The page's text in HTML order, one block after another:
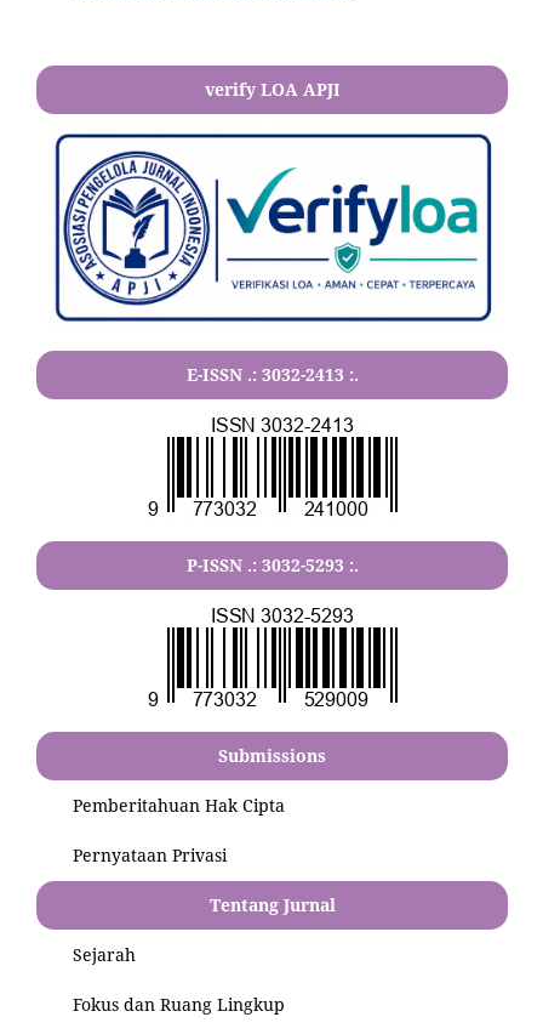
verify LOA APJI
E-ISSN .: 3032-2413 :.
P-ISSN .: 3032-5293 :.
Submissions
Pemberitahuan Hak Cipta
Pernyataan Privasi
Tentang Jurnal
Sejarah
Fokus dan Ruang Lingkup